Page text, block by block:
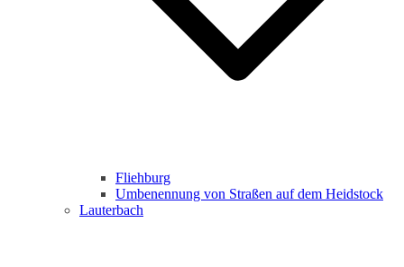
Fliehburg
Umbenennung von Straßen auf dem Heidstock
Lauterbach